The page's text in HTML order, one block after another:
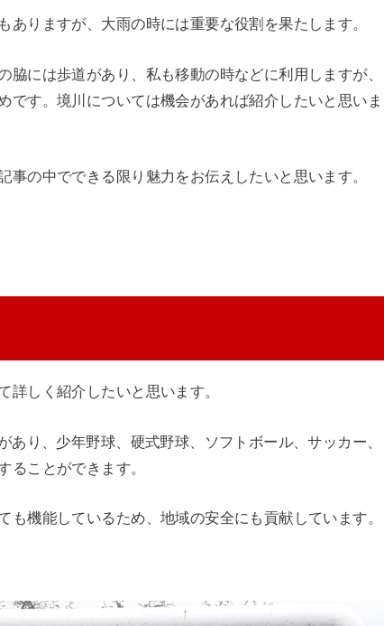
りますが、大雨の時には重要な役割を果たします。
脇には歩道があり、私も移動の時などに利用しますが、
です。境川については機会があれば紹介したいと思いま
の中でできる限り魅力をお伝えしたいと思います。
詳しく紹介したいと思います。
り、少年野球、硬式野球、ソフトボール、サッカー、
ることができます。
も機能しているため、地域の安全にも貢献しています。